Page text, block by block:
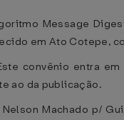
Message
em Ato Cotepe,
convênio entra
ao da publicação.
Machado p/